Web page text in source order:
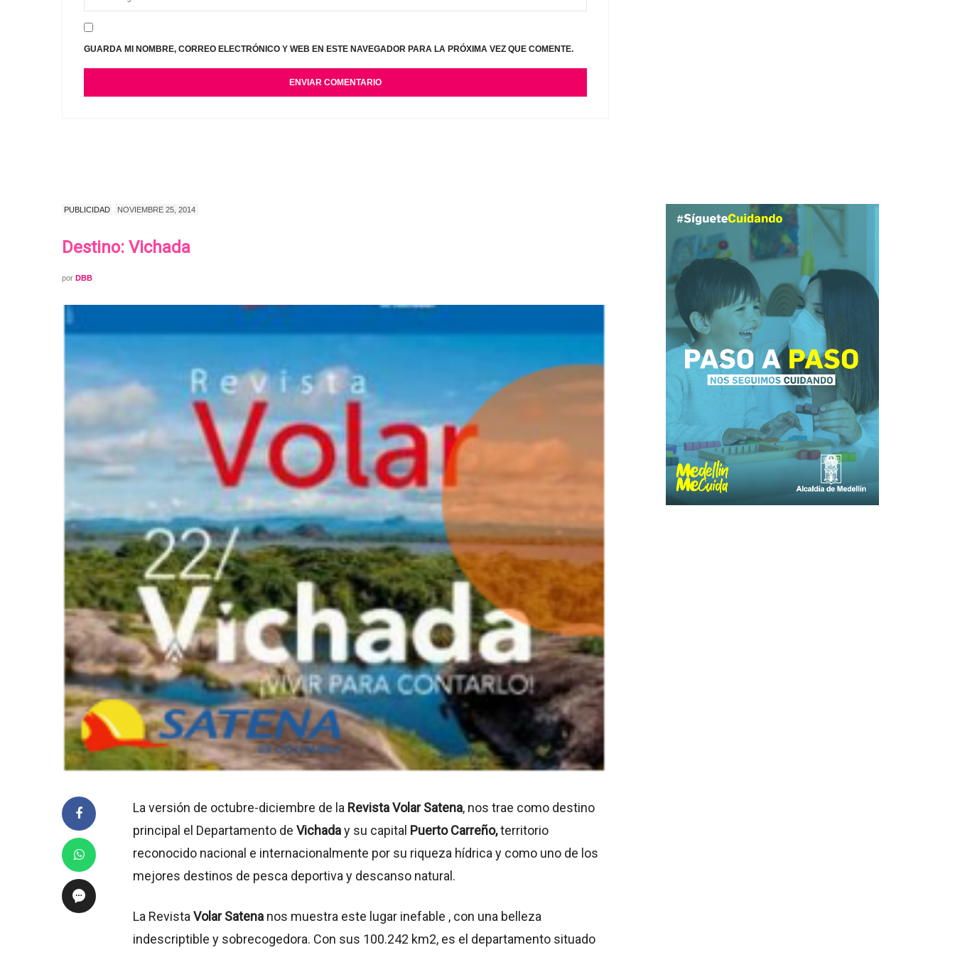
GUARDA MI NOMBRE, CORREO ELECTRÓNICO Y WEB EN ESTE NAVEGADOR PARA LA PRÓXIMA VEZ QUE COMENTE.
PUBLICIDAD NOVIEMBRE 25, 2014
Destino: Vichada
por DBB
La versión de octubre-diciembre de la Revista Volar Satena, nos trae como destino
principal el Departamento de Vichaday su capital Puerto Carreño,territorio
reconocido nacional e internacionalmente por su riqueza hídrica y como uno de los
mejores destinos de pesca deportiva y descanso natural.
La RevistaVolar Satena nos muestra este lugar inefable , con una belleza
indescriptible y sobrecogedora. Con sus 100.242 km2, es el departamento situado